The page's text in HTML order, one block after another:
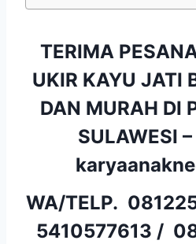
TERIMA
UKIR KAYU JATI
DAN MURAH DI
SULAWESI
WA/TELP.
5410577613 /